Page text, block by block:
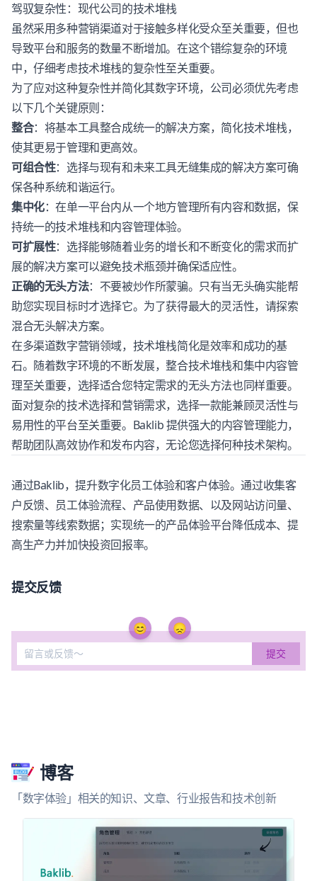
驾驭复杂性：现代公司的技术堆栈
虽然采用多种营销渠道对于接触多样化受众至关重要，但也
导致平台和服务的数量不断增加。在这个错综复杂的环境
中，仔细考虑技术堆栈的复杂性至关重要。
为了应对这种复杂性并简化其数字环境，公司必须优先考虑
以下几个关键原则：
整合：将基本工具整合成统一的解决方案，简化技术堆栈，
使其更易于管理和更高效。
可组合性：选择与现有和未来工具无缝集成的解决方案可确
保各种系统和谐运行。
集中化：在单一平台内从一个地方管理所有内容和数据，保
持统一的技术堆栈和内容管理体验。
可扩展性：选择能够随着业务的增长和不断变化的需求而扩
展的解决方案可以避免技术瓶颈并确保适应性。
正确的无头方法：不要被炒作所蒙骗。只有当无头确实能帮
助您实现目标时才选择它。为了获得最大的灵活性，请探索
混合无头解决方案。
在多渠道数字营销领域，技术堆栈简化是效率和成功的基
石。随着数字环境的不断发展，整合技术堆栈和集中内容管
理至关重要，选择适合您特定需求的无头方法也同样重要。
面对复杂的技术选择和营销需求，选择一款能兼顾灵活性与
易用性的平台至关重要。 Baklib提供强大的内容管理能力，
帮助团队高效协作和发布内容，无论您选择何种技术架构。
通过Baklib，提升数字化员工体验和客户体验。通过收集客
户反馈、员工体验流程、产品使用数据、以及网站访问量、
搜索量等线索数据；实现统一的产品体验平台降低成本、提
高生产力并加快投资回报率。
提交反馈
😊 😞
博客
「数字体验」相关的知识、文章、行业报告和技术创新